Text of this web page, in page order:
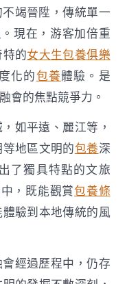
竭晉陞，傳統單一
現在，游客加倍重
的女大生包養俱樂
化的包養體驗。是
會的焦點競爭力。
如平遠、麗江等，
地區文明的包養深
了獨具特點的文旅
，既能觀賞包養條
驗到本地傳統的風
會經過歷程中，仍存